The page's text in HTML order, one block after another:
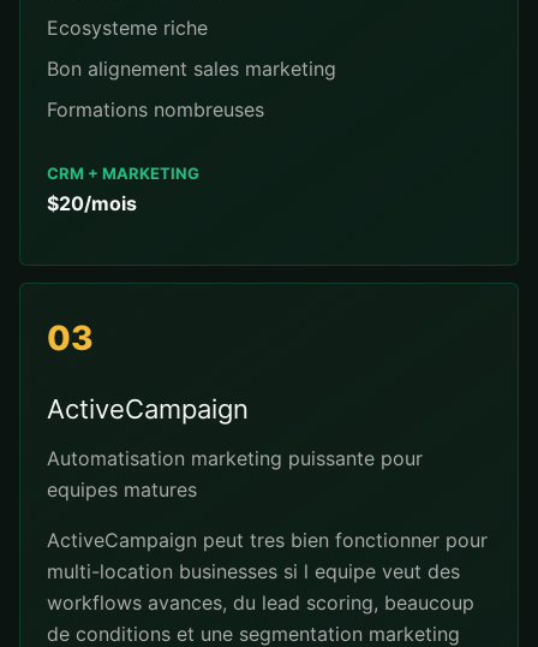
Ecosysteme riche
Bon alignement sales marketing
Formations nombreuses
CRM + MARKETING
$20/mois
03
ActiveCampaign
Automatisation marketing puissante pour
equipes matures
ActiveCampaign peut tres bien fonctionner pour
multi-location businesses si l equipe veut des
workflows avances, du lead scoring, beaucoup
de conditions et une segmentation marketing